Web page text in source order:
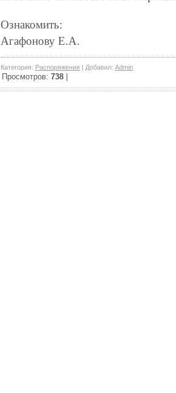
Ознакомить:
Агафонову Е.А.
Категория: Распоряжения | Добавил: Admin
Просмотров: 738